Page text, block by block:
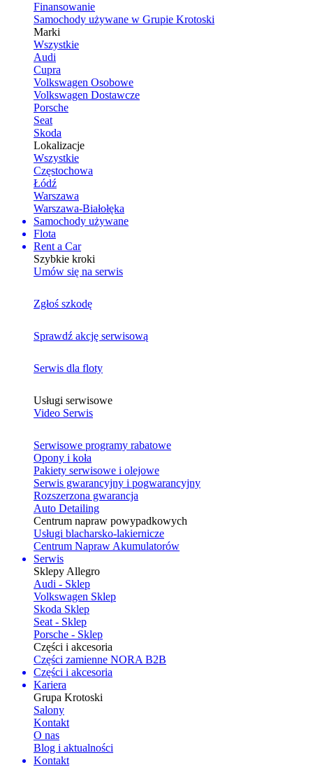
Finansowanie
Samochody używane w Grupie Krotoski
Marki
Wszystkie
Audi
Cupra
Volkswagen Osobowe
Volkswagen Dostawcze
Porsche
Seat
Skoda
Lokalizacje
Wszystkie
Częstochowa
Łódź
Warszawa
Warszawa-Białołęka
Samochody używane
Flota
Rent a Car
Szybkie kroki
Umów się na serwis
Zgłoś szkodę
Sprawdź akcję serwisową
Serwis dla floty
Usługi serwisowe
Video Serwis
Serwisowe programy rabatowe
Opony i koła
Pakiety serwisowe i olejowe
Serwis gwarancyjny i pogwarancyjny
Rozszerzona gwarancja
Auto Detailing
Centrum napraw powypadkowych
Usługi blacharsko-lakiernicze
Centrum Napraw Akumulatorów
Serwis
Sklepy Allegro
Audi - Sklep
Volkswagen Sklep
Skoda Sklep
Seat - Sklep
Porsche - Sklep
Części i akcesoria
Części zamienne NORA B2B
Części i akcesoria
Kariera
Grupa Krotoski
Salony
Kontakt
O nas
Blog i aktualności
Kontakt